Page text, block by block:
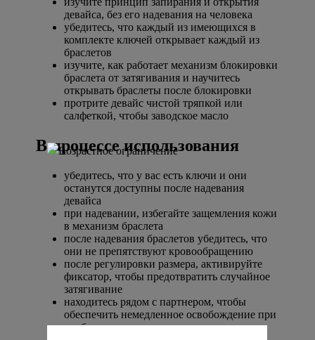
девайса, без его надевания на человека
убедитесь, что каждый из имеющихся в
комплекте ключей открывает каждый из
браслетов
изучите, как работает механизм блокировки
браслета от затягивания и научитесь
открывать браслеты после блокировки
протрите девайс чистой тряпкой или
салфеткой, чтобы заводское масло
В процессе использования
убедитесь, что у вас есть ключи и они
останутся доступны после надевания
девайса
при надевании, избегайте защемления кожи
в механизм браслета
после надевания браслетов убедитесь, что
они не препятствуют кровообращению
после регулировки размера, активируйте
фиксатор, чтобы предотвратить случайное
затягивание
находитесь рядом с партнером, чтобы
обеспечить немедленное освобождение при
необходимости